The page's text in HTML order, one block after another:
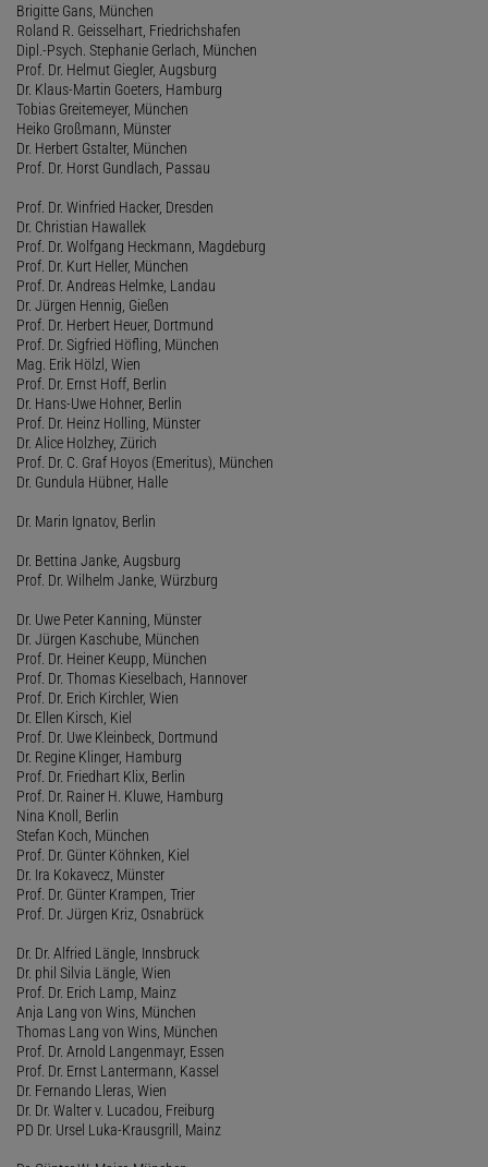
Brigitte Gans, München
Roland R. Geisselhart, Friedrichshafen
Dipl.-Psych. Stephanie Gerlach, München
Prof. Dr. Helmut Giegler, Augsburg
Dr. Klaus-Martin Goeters, Hamburg
Tobias Greitemeyer, München
Heiko Großmann, Münster
Dr. Herbert Gstalter, München
Prof. Dr. Horst Gundlach, Passau
Prof. Dr. Winfried Hacker, Dresden
Dr. Christian Hawallek
Prof. Dr. Wolfgang Heckmann, Magdeburg
Prof. Dr. Kurt Heller, München
Prof. Dr. Andreas Helmke, Landau
Dr. Jürgen Hennig, Gießen
Prof. Dr. Herbert Heuer, Dortmund
Prof. Dr. Sigfried Höfling, München
Mag. Erik Hölzl, Wien
Prof. Dr. Ernst Hoff, Berlin
Dr. Hans-Uwe Hohner, Berlin
Prof. Dr. Heinz Holling, Münster
Dr. Alice Holzhey, Zürich
Prof. Dr. C. Graf Hoyos (Emeritus), München
Dr. Gundula Hübner, Halle
Dr. Marin Ignatov, Berlin
Dr. Bettina Janke, Augsburg
Prof. Dr. Wilhelm Janke, Würzburg
Dr. Uwe Peter Kanning, Münster
Dr. Jürgen Kaschube, München
Prof. Dr. Heiner Keupp, München
Prof. Dr. Thomas Kieselbach, Hannover
Prof. Dr. Erich Kirchler, Wien
Dr. Ellen Kirsch, Kiel
Prof. Dr. Uwe Kleinbeck, Dortmund
Dr. Regine Klinger, Hamburg
Prof. Dr. Friedhart Klix, Berlin
Prof. Dr. Rainer H. Kluwe, Hamburg
Nina Knoll, Berlin
Stefan Koch, München
Prof. Dr. Günter Köhnken, Kiel
Dr. Ira Kokavecz, Münster
Prof. Dr. Günter Krampen, Trier
Prof. Dr. Jürgen Kriz, Osnabrück
Dr. Dr. Alfried Längle, Innsbruck
Dr. phil Silvia Längle, Wien
Prof. Dr. Erich Lamp, Mainz
Anja Lang von Wins, München
Thomas Lang von Wins, München
Prof. Dr. Arnold Langenmayr, Essen
Prof. Dr. Ernst Lantermann, Kassel
Dr. Fernando Lleras, Wien
Dr. Dr. Walter v. Lucadou, Freiburg
PD Dr. Ursel Luka-Krausgrill, Mainz